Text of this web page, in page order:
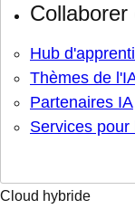
Hub
Thèmes de
Partenaires IA
Services pour
Cloud hybride